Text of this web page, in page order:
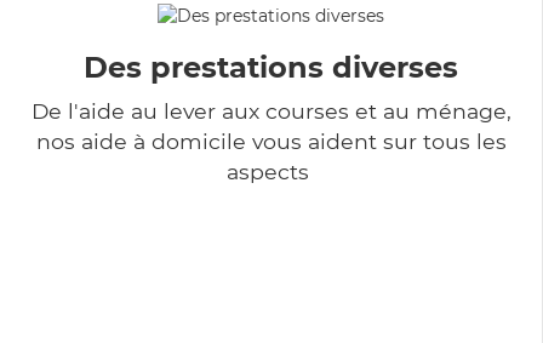
Des prestations diverses
De l'aide au lever aux courses et au ménage,
nos aide à domicile vous aident sur tous les
aspects